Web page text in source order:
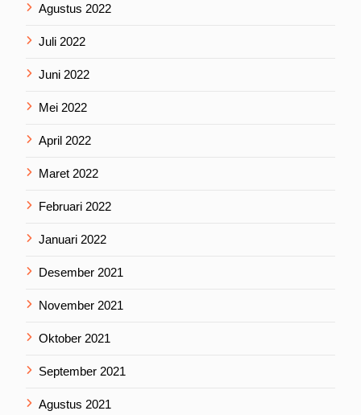
Agustus 2022
Juli 2022
Juni 2022
Mei 2022
April 2022
Maret 2022
Februari 2022
Januari 2022
Desember 2021
November 2021
Oktober 2021
September 2021
Agustus 2021